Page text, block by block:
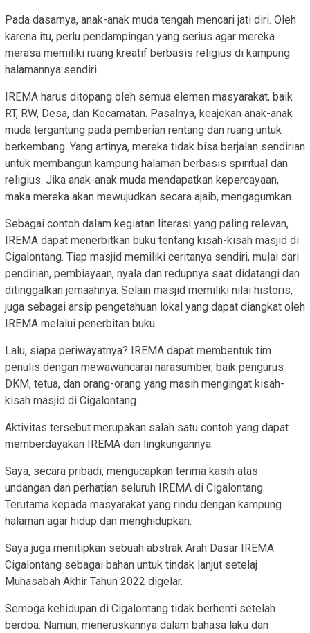
Pada dasarnya, anak-anak muda tengah mencari jati diri. Oleh
karena itu, perlu pendampingan yang serius agar mereka
merasa memiliki ruang kreatif berbasis religius di kampung
halamannya sendiri.
IREMA harus ditopang oleh semua elemen masyarakat, baik
RT, RW, Desa, dan Kecamatan. Pasalnya, keajekan anak-anak
muda tergantung pada pemberian rentang dan ruang untuk
berkembang. Yang artinya, mereka tidak bisa berjalan sendirian
untuk membangun kampung halaman berbasis spiritual dan
religius. Jika anak-anak muda mendapatkan kepercayaan,
maka mereka akan mewujudkan secara ajaib, mengagumkan.
Sebagai contoh dalam kegiatan literasi yang paling relevan,
IREMA dapat menerbitkan buku tentang kisah-kisah masjid di
Cigalontang. Tiap masjid memiliki ceritanya sendiri, mulai dari
pendirian, pembiayaan, nyala dan redupnya saat didatangi dan
ditinggalkan jemaahnya. Selain masjid memiliki nilai historis,
juga sebagai arsip pengetahuan lokal yang dapat diangkat oleh
IREMA melalui penerbitan buku.
Lalu, siapa periwayatnya? IREMA dapat membentuk tim
penulis dengan mewawancarai narasumber, baik pengurus
DKM, tetua, dan orang-orang yang masih mengingat kisah-
kisah masjid di Cigalontang.
Aktivitas tersebut merupakan salah satu contoh yang dapat
memberdayakan IREMA dan lingkungannya.
Saya, secara pribadi, mengucapkan terima kasih atas
undangan dan perhatian seluruh IREMA di Cigalontang.
Terutama kepada masyarakat yang rindu dengan kampung
halaman agar hidup dan menghidupkan.
Saya juga menitipkan sebuah abstrak Arah Dasar IREMA
Cigalontang sebagai bahan untuk tindak lanjut setelaj
Muhasabah Akhir Tahun 2022 digelar.
Semoga kehidupan di Cigalontang tidak berhenti setelah
berdoa. Namun, meneruskannya dalam bahasa laku dan